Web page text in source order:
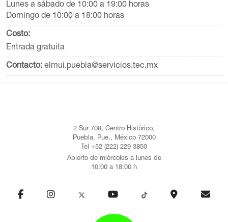
Lunes a sábado de 10:00 a 19:00 horas
Domingo de 10:00 a 18:00 horas
Costo:
Entrada gratuita
Contacto: elmui.puebla@servicios.tec.mx
2 Sur 708, Centro Histórico,
Puebla, Pue., México 72000
Tel +52 (222) 229 3850
Abierto de miércoles a lunes de
10:00 a 18:00 h